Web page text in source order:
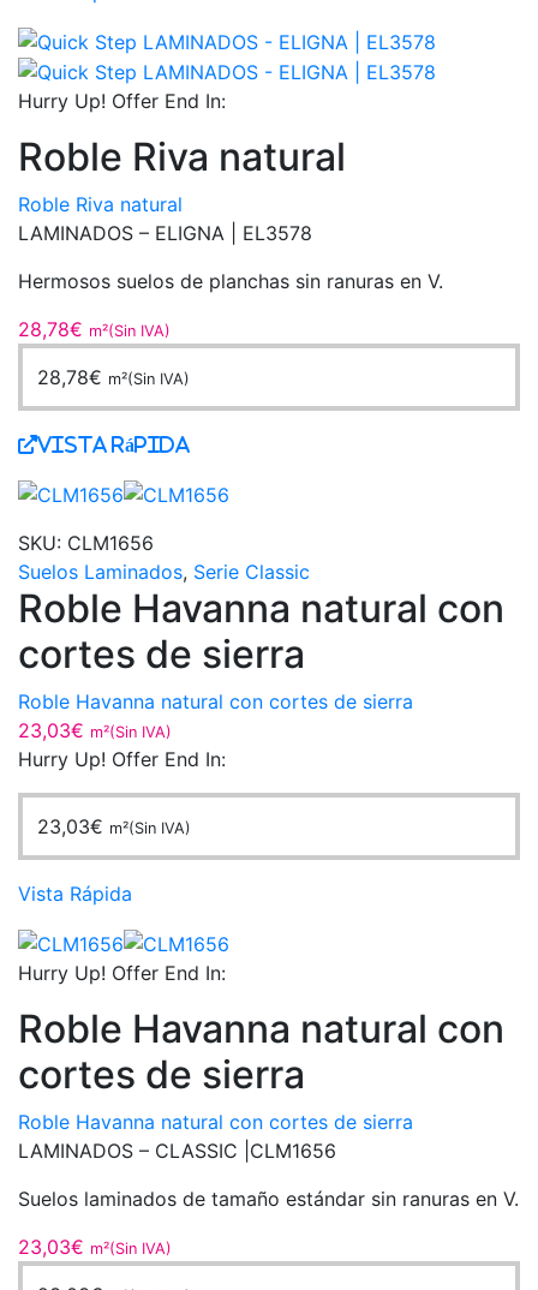
Hurry Up! Offer End In:
Roble Riva natural
Roble Riva natural
LAMINADOS – ELIGNA |
EL3578
Hermosos suelos de planchas sin ranuras en V.
28,78€ m²(Sin IVA)
28,78€ m²(Sin IVA)
Vista Rápida
SKU: CLM1656
Suelos Laminados, Serie Classic
Roble Havanna natural con
cortes de sierra
Roble Havanna natural con cortes de sierra
23,03€ m²(Sin IVA)
Hurry Up! Offer End In:
23,03€ m²(Sin IVA)
Vista Rápida
Hurry Up! Offer End In:
Roble Havanna natural con
cortes de sierra
Roble Havanna natural con cortes de sierra
LAMINADOS – CLASSIC | CLM1656
Suelos laminados de tamaño estándar sin ranuras en V.
23,03€ m²(Sin IVA)